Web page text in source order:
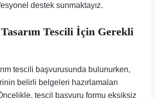
destek sunmaktayız.
Tescili İçin Gerekli
tescili başvurusunda bulunurken,
belirli belgeleri hazırlamaları
tescil başvuru formu eksiksiz